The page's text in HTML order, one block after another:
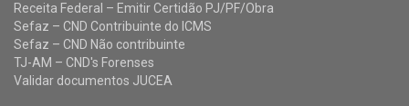
Receita Federal – Emitir Certidão PJ/PF/Obra
Sefaz – CND Contribuinte do ICMS
Sefaz – CND Não contribuinte
TJ-AM – CND's Forenses
Validar documentos JUCEA